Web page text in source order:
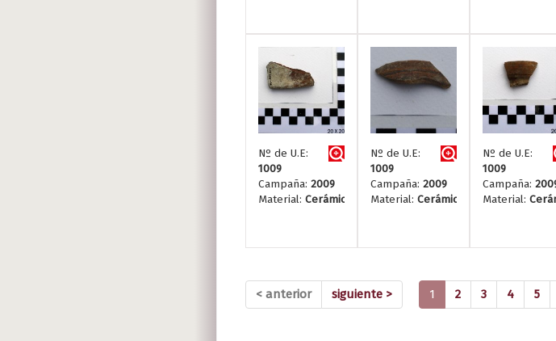
Nº de U.E:
1009
Campaña: 2009
Material: Cerámica
Nº de U.E:
1009
Campaña: 2009
Material: Cerámica
Nº de U.E:
1009
Campaña:
Material:
< anterior 1 (current)
2 3 4 5
siguiente >